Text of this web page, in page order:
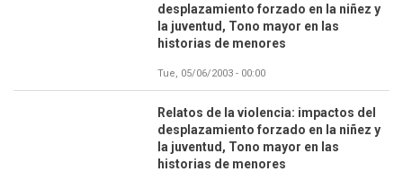
desplazamiento forzado en la niñez y
la juventud, Tono mayor en las
historias de menores
Tue, 05/06/2003 - 00:00
Relatos de la violencia: impactos del
desplazamiento forzado en la niñez y
la juventud, Tono mayor en las
historias de menores